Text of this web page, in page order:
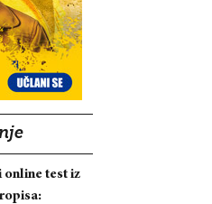
online test iz